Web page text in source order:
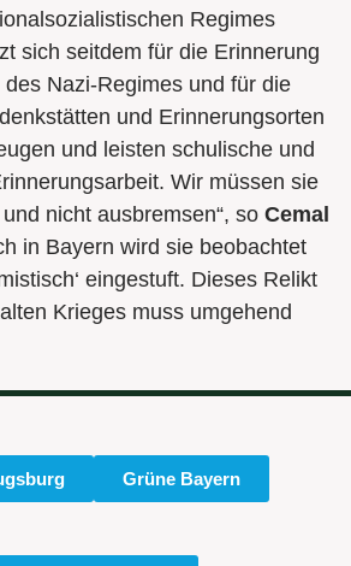
Regimes
sich seitdem für die Erinnerung
Nazi-Regimes und für die
und Erinnerungsorten
und leisten schulische und
Wir müssen sie
nicht ausbremsen“, so Cemal
in Bayern wird sie beobachtet
eingestuft. Dieses Relikt
Krieges muss umgehend
Grüne Bayern